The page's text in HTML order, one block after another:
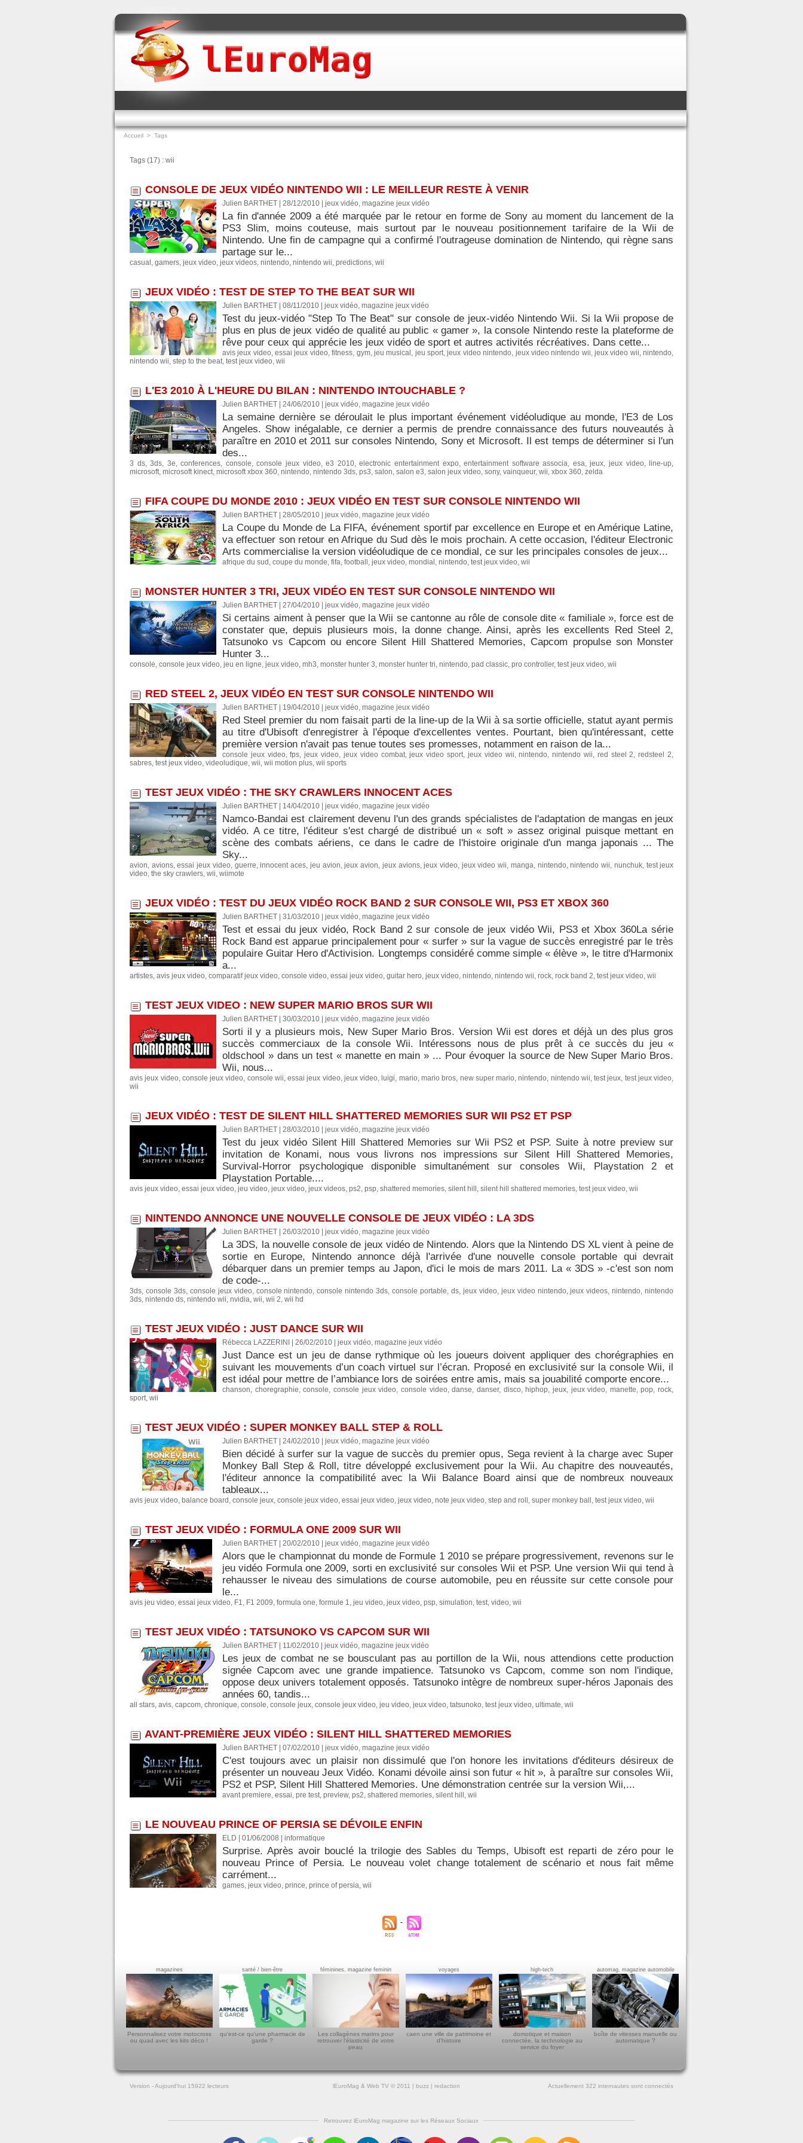
Accueil > Tags
Tags (17) : wii
CONSOLE DE JEUX VIDÉO NINTENDO WII : LE MEILLEUR RESTE À VENIR
Julien BARTHET | 28/12/2010 jeux vidéo, magazine jeux vidéo
La fin d'année 2009 a été marquée par le retour en forme de Sony au moment du lancement de la
PS3 Slim, moins couteuse, mais surtout par le nouveau positionnement tarifaire de la Wii de
Nintendo. Une fin de campagne qui a confirmé l'outrageuse domination de Nintendo, qui règne sans
partage sur le...
casual , gamers, jeux video, jeux videos, nintendo, nintendo wii, predictions, wii
JEUX VIDÉO : TEST DE STEP TO THE BEAT SUR WII
Julien BARTHET | 08/11/2010 jeux vidéo, magazine jeux vidéo
Test du jeux-vidéo "Step To The Beat" sur console de jeux-vidéo Nintendo Wii. Si la Wii propose de
plus en plus de jeux vidéo de qualité au public « gamer », la console Nintendo reste la plateforme de
rêve pour ceux qui apprécie les jeux vidéo de sport et autres activités récréatives. Dans cette...
avis jeux video,essai jeux video,fitness, gym, jeu musical , jeu sport,jeux video nintendo, jeux video nintendo wii,jeux video wii,nintendo,
nintendo wii, step to the beat, test jeux video, wii
L'E3 2010 À L'HEURE DU BILAN : NINTENDO INTOUCHABLE ?
Julien BARTHET | 24/06/2010 jeux vidéo, magazine jeux vidéo
La semaine dernière se déroulait le plus important événement vidéoludique au monde, l'E3 de Los
Angeles. Show inégalable, ce dernier a permis de prendre connaissance des futurs nouveautés à
paraître en 2010 et 2011 sur consoles Nintendo, Sony et Microsoft. Il est temps de déterminer si l'un
des...
3 ds,3ds, 3e,conferences, console,console jeux video,e3 2010,electronic entertainment expo,entertainment software associa, esa,jeux, jeux video, line-up,
microsoft, microsoft kinect, microsoft xbox 360, nintendo, nintendo 3ds, ps3, salon, salon e3, salon jeux video, sony, vainqueur, wii, xbox 360, zelda
FIFA COUPE DU MONDE 2010 : JEUX VIDÉO EN TEST SUR CONSOLE NINTENDO WII
Julien BARTHET | 28/05/2010 jeux vidéo, magazine jeux vidéo
La Coupe du Monde de La FIFA, événement sportif par excellence en Europe et en Amérique Latine,
va effectuer son retour en Afrique du Sud dès le mois prochain. A cette occasion, l'éditeur Electronic
Arts commercialise la version vidéoludique de ce mondial, ce sur les principales consoles de jeux...
afrique du sud , coupe du monde, fifa, football , jeux video, mondial , nintendo, test jeux video, wii
MONSTER HUNTER 3 TRI, JEUX VIDÉO EN TEST SUR CONSOLE NINTENDO WII
Julien BARTHET | 27/04/2010 jeux vidéo, magazine jeux vidéo
Si certains aiment à penser que la Wii se cantonne au rôle de console dite « familiale », force est de
constater que, depuis plusieurs mois, la donne change. Ainsi, après les excellents Red Steel 2,
Tatsunoko vs Capcom ou encore Silent Hill Shattered Memories, Capcom propulse son Monster
Hunter 3...
console, console jeux video, jeu en ligne, jeux video, mh3, monster hunter 3, monster hunter tri, nintendo, pad classic, pro controller, test jeux video, wii
RED STEEL 2, JEUX VIDÉO EN TEST SUR CONSOLE NINTENDO WII
Julien BARTHET | 19/04/2010 jeux vidéo, magazine jeux vidéo
Red Steel premier du nom faisait parti de la line-up de la Wii à sa sortie officielle, statut ayant permis
au titre d'Ubisoft d'enregistrer à l'époque d'excellentes ventes. Pourtant, bien qu'intéressant, cette
première version n'avait pas tenue toutes ses promesses, notamment en raison de la...
console jeux video,fps,jeux video, jeux video combat,jeux video sport, jeux video wii,nintendo,nintendo wii, red steel 2,redsteel 2,
sabres, test jeux video, videoludique, wii, wii motion plus, wii sports
TEST JEUX VIDÉO : THE SKY CRAWLERS INNOCENT ACES
Julien BARTHET | 14/04/2010 jeux vidéo, magazine jeux vidéo
Namco-Bandai est clairement devenu l'un des grands spécialistes de l'adaptation de mangas en jeux
vidéo. A ce titre, l'éditeur s'est chargé de distribué un « soft » assez original puisque mettant en
scène des combats aériens, ce dans le cadre de l'histoire originale d'un manga japonais ... The
Sky...
avion, avions,essai jeux video, guerre,innocent aces, jeu avion,jeux avion, jeux avions,jeux video, jeux video wii, manga, nintendo,nintendo wii, nunchuk, test jeux
video, the sky crawlers, wii, wiimote
JEUX VIDÉO : TEST DU JEUX VIDÉO ROCK BAND 2 SUR CONSOLE WII, PS3 ET XBOX 360
Julien BARTHET | 31/03/2010 jeux vidéo, magazine jeux vidéo
Test et essai du jeux vidéo, Rock Band 2 sur console de jeux vidéo Wii, PS3 et Xbox 360La série
Rock Band est apparue principalement pour « surfer » sur la vague de succès enregistré par le très
populaire Guitar Hero d'Activision. Longtemps considéré comme simple « élève », le titre d'Harmonix
a...
artistes, avis jeux video, comparatif jeux video, console video, essai jeux video, guitar hero, jeux video, nintendo, nintendo wii, rock, rock band 2, test jeux video, wii
TEST JEUX VIDEO : NEW SUPER MARIO BROS SUR WII
Julien BARTHET | 30/03/2010 jeux vidéo, magazine jeux vidéo
Sorti il y a plusieurs mois, New Super Mario Bros. Version Wii est dores et déjà un des plus gros
succès commerciaux de la console Wii. Intéressons nous de plus prêt à ce succès du jeu «
oldschool » dans un test « manette en main » ... Pour évoquer la source de New Super Mario Bros.
Wii, nous...
avis jeux video, console jeux video, console wii,essai jeux video, jeux video, luigi, mario, mario bros, new super mario,nintendo, nintendo wii,test jeux, test jeux video,
wii
JEUX VIDÉO : TEST DE SILENT HILL SHATTERED MEMORIES SUR WII PS2 ET PSP
Julien BARTHET | 28/03/2010 jeux vidéo, magazine jeux vidéo
Test du jeux vidéo Silent Hill Shattered Memories sur Wii PS2 et PSP. Suite à notre preview sur
invitation de Konami, nous vous livrons nos impressions sur Silent Hill Shattered Memories,
Survival-Horror psychologique disponible simultanément sur consoles Wii, Playstation 2 et
Playstation Portable....
avis jeux video, essai jeux video, jeu video, jeux video, jeux videos, ps2, psp, shattered memories, silent hill , silent hill shattered memories, test jeux video, wii
NINTENDO ANNONCE UNE NOUVELLE CONSOLE DE JEUX VIDÉO : LA 3DS
Julien BARTHET | 26/03/2010 jeux vidéo, magazine jeux vidéo
La 3DS, la nouvelle console de jeux vidéo de Nintendo. Alors que la Nintendo DS XL vient à peine de
sortie en Europe, Nintendo annonce déjà l'arrivée d'une nouvelle console portable qui devrait
débarquer dans un premier temps au Japon, d'ici le mois de mars 2011. La « 3DS » -c'est son nom
de code-...
3ds, console 3ds, console jeux video, console nintendo,console nintendo 3ds,console portable, ds, jeux video, jeux video nintendo,jeux videos,nintendo,nintendo
3ds, nintendo ds, nintendo wii, nvidia, wii, wii 2, wii hd
TEST JEUX VIDÉO : JUST DANCE SUR WII
Rébecca LAZZERINI | 26/02/2010 jeux vidéo, magazine jeux vidéo
Just Dance est un jeu de danse rythmique où les joueurs doivent appliquer des chorégraphies en
suivant les mouvements d’un coach virtuel sur l’écran. Proposé en exclusivité sur la console Wii, il
est idéal pour mettre de l’ambiance lors de soirées entre amis, mais sa jouabilité comporte encore...
chanson, choregraphie,console, console jeux video, console video,danse, danser, disco, hiphop, jeux, jeux video, manette,pop,rock,
sport, wii
TEST JEUX VIDÉO : SUPER MONKEY BALL STEP & ROLL
Julien BARTHET | 24/02/2010 jeux vidéo, magazine jeux vidéo
Bien décidé à surfer sur la vague de succès du premier opus, Sega revient à la charge avec Super
Monkey Ball Step & Roll, titre développé exclusivement pour la Wii. Au chapitre des nouveautés,
l'éditeur annonce la compatibilité avec la Wii Balance Board ainsi que de nombreux nouveaux
tableaux...
avis jeux video, balance board , console jeux, console jeux video, essai jeux video, jeux video, note jeux video, step and roll , super monkey ball , test jeux video, wii
TEST JEUX VIDÉO : FORMULA ONE 2009 SUR WII
Julien BARTHET | 20/02/2010 jeux vidéo, magazine jeux vidéo
Alors que le championnat du monde de Formule 1 2010 se prépare progressivement, revenons sur le
jeu vidéo Formula one 2009, sorti en exclusivité sur consoles Wii et PSP. Une version Wii qui tend à
rehausser le niveau des simulations de course automobile, peu en réussite sur cette console pour
le...
avis jeu video, essai jeux video, F1, F1 2009, formula one, formule 1, jeu video, jeux video, psp, simulation, test, video, wii
TEST JEUX VIDÉO : TATSUNOKO VS CAPCOM SUR WII
Julien BARTHET | 11/02/2010 jeux vidéo, magazine jeux vidéo
Les jeux de combat ne se bousculant pas au portillon de la Wii, nous attendions cette production
signée Capcom avec une grande impatience. Tatsunoko vs Capcom, comme son nom l'indique,
oppose deux univers totalement opposés. Tatsunoko intègre de nombreux super-héros Japonais des
années 60, tandis...
all stars, avis, capcom, chronique, console, console jeux, console jeux video, jeu video, jeux video, tatsunoko, test jeux video, ultimate, wii
AVANT-PREMIÈRE JEUX VIDÉO : SILENT HILL SHATTERED MEMORIES
Julien BARTHET | 07/02/2010 jeux vidéo, magazine jeux vidéo
C'est toujours avec un plaisir non dissimulé que l'on honore les invitations d'éditeurs désireux de
présenter un nouveau Jeux Vidéo. Konami dévoile ainsi son futur « hit », à paraître sur consoles Wii,
PS2 et PSP, Silent Hill Shattered Memories. Une démonstration centrée sur la version Wii,...
avant premiere, essai, pre test, preview, ps2, shattered memories, silent hill , wii
LE NOUVEAU PRINCE OF PERSIA SE DÉVOILE ENFIN
ELD | 01/06/2008 informatique
Surprise. Après avoir bouclé la trilogie des Sables du Temps, Ubisoft est reparti de zéro pour le
nouveau Prince of Persia. Le nouveau volet change totalement de scénario et nous fait même
carrément...
games, jeux video, prince, prince of persia, wii
magazines
Personnalisez votre motocross
ou quad avec les kits déco !
santé / bien-être
qu'est-ce qu'une pharmacie de
garde ?
féminines, magazine feminin
Les collagènes marins pour
retrouver l'élasticité de votre
peau
voyages
caen une ville de patrimoine et
d'histoire
high-tech
domotique et maison
connectée, la technologie au
service du foyer
automag, magazine automobile
boîte de vitesses manuelle ou
automatique ?
Version - Aujourd'hui 15922 lecteurs lEuroMag & Web TV© 2011 | buzz| redaction Actuellement 322 internautes sont connectés
Retrouvez lEuroMag magazine sur les Réseaux Sociaux